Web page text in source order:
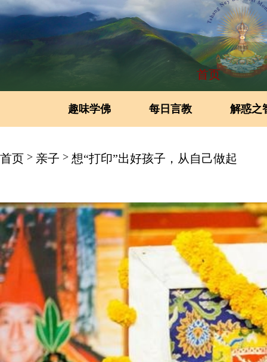
首页
趣味学佛 每日言教 解惑之
首页 > 亲子 > 想“打印”出好孩子，从自己做起